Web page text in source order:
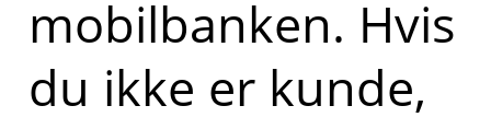
mobilbanken. Hvis
du ikke er kunde,